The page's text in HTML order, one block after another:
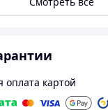
оплата картой